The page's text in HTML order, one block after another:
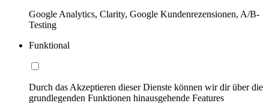
Google Analytics, Clarity, Google Kundenrezensionen, A/B-
Testing
Funktional
Durch das Akzeptieren dieser Dienste können wir dir über die
grundlegenden Funktionen hinausgehende Features